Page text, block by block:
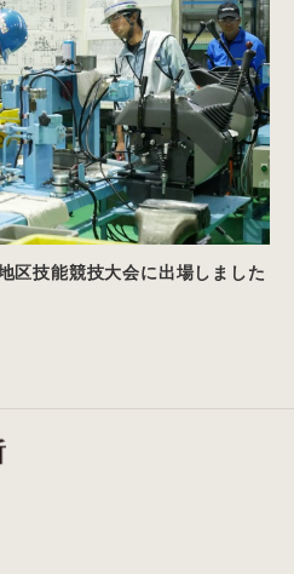
区技能競技大会に出場しました